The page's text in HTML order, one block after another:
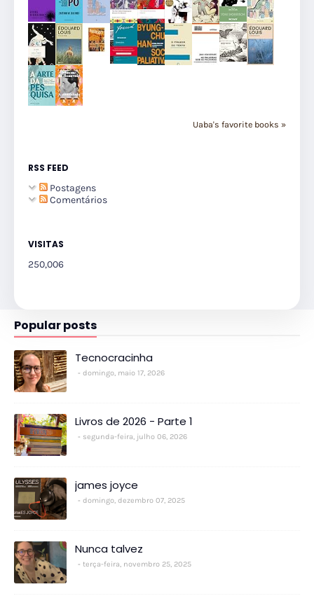
Uaba's favorite books »
RSS FEED
Postagens
Comentários
VISITAS
250,006
Popular posts
Tecnocracinha
domingo, maio 17, 2026
Livros de 2026 - Parte 1
segunda-feira, julho 06, 2026
james joyce
domingo, dezembro 07, 2025
Nunca talvez
terça-feira, novembro 25, 2025